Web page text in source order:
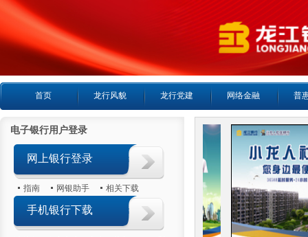
首页 龙行风貌 龙行党建 网络金融 普
电子银行用户登录
网上银行登录
指南 网银助手 相关下载
手机银行下载